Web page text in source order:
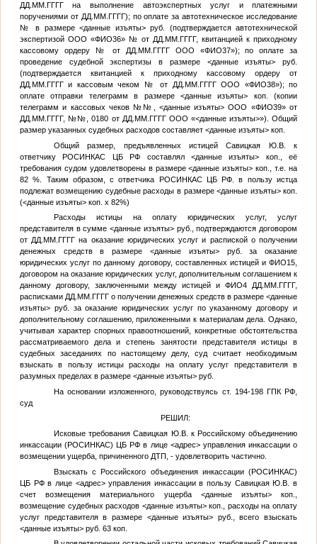
ДД.ММ.ГГГГна выполнение автоэкспертных услуг и платежными
поручениями от ДД.ММ.ГГГГ); по оплате за автотехническое исследование
№
в размере<данные изъяты>руб. (подтверждается автотехнической
экспертизой ООО «ФИО36» № от ДД.ММ.ГГГГ, квитанцией к приходному
кассовому ордеру
№ от ДД.ММ.ГГГГ ООО «ФИО37»); по оплате за
проведение судебной экспертизы в размере <данные изъяты> руб.
(подтверждается квитанцией к приходному кассовому ордеру от
ДД.ММ.ГГГГи кассовым чеком № от ДД.ММ.ГГГГООО «ФИО38»); по
оплате отправки телеграмм в размере <данные изъяты> коп. (копии
телеграмм и кассовых чеков № № <данные изъяты> ООО «ФИО39» от
ДД.ММ.ГГГГ, №№ , 0180 от ДД.ММ.ГГГГООО «<данные изъяты>»). Общий
размер указанных судебных расходов составляет <данные изъяты>коп.
Общий размер, предъявленных истицейСавицкая Ю.В.к
ответчику РОСИНКАС ЦБ РФ составлял <данные изъяты> коп., её
требования судом удовлетворены в размере<данные изъяты> коп., т.е. на
82 %. Таким образом, с ответчика РОСИНКАС ЦБ РФ. в пользу истца
подлежат возмещению судебные расходы в размере<данные изъяты>коп.
(<данные изъяты>коп. х 82%)
Расходы истицы на оплату юридических услуг, услуг
представителя в сумме<данные изъяты>руб., подтверждаются договором
от ДД.ММ.ГГГГ на оказание юридических услуг и распиской о получении
денежных средств в размере <данные изъяты>руб. за оказание
юридических услуг по данному договору, составленных истицей иФИО15
договором на оказание юридических услуг, дополнительным соглашением к
данному договору, заключенными между истицей иФИО4 ДД.ММ.ГГГГ,
расписками ДД.ММ.ГГГГ о получении денежных средств в размере<данные
изъяты>руб. за оказание юридических услуг по указанному договору и
дополнительному соглашению, приложенными к материалам дела. Однако,
учитывая характер спорных правоотношений, конкретные обстоятельства
рассматриваемого дела и степень занятости представителя истицы в
судебных заседаниях по настоящему делу, суд считает необходимым
взыскать в пользу истицы расходы на оплату услуг представителя в
разумных пределах в размере <данные изъяты>руб.
На основании изложенного, руководствуясь ст. 194-198 ГПК РФ,
суд
РЕШИЛ:
Исковые требованияСавицкая Ю.В. к Российскому объединению
инкассации (РОСИНКАС) ЦБ РФ в лице <адрес>управления инкассации о
возмещении ущерба, причиненного ДТП, - удовлетворить частично.
Взыскать с Российского объединения инкассации (РОСИНКАС)
ЦБ РФ в лице <адрес>управления инкассации в пользу Савицкая Ю.В.в
счет возмещения материального ущерба <данные изъяты>коп.,
возмещение судебных расходов <данные изъяты>коп., расходы на оплату
услуг представителя в размере <данные изъяты> руб., всего взыскать
<данные изъяты>руб. 63 коп.